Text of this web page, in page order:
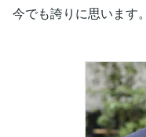
今でも誇りに思います。